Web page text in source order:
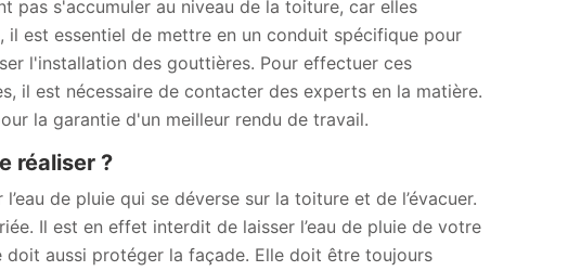
pas s'accumuler au niveau de la toiture, car elles
est essentiel de mettre en un conduit spécifique pour
l'installation des gouttières. Pour effectuer ces
il est nécessaire de contacter des experts en la matière.
la garantie d'un meilleur rendu de travail.
réaliser ?
de pluie qui se déverse sur la toiture et de l’évacuer.
Il est en effet interdit de laisser l’eau de pluie de votre
aussi protéger la façade. Elle doit être toujours